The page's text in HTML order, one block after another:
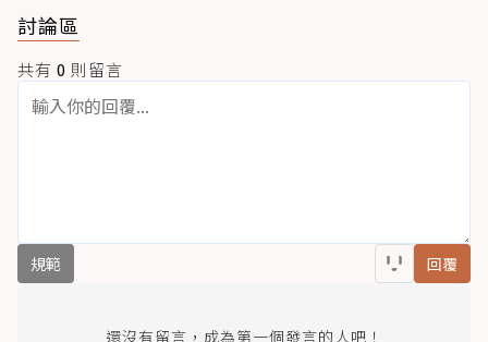
討論區
共有 0 則留言
規範 回覆
還沒有留言，成為第一個發言的人吧！